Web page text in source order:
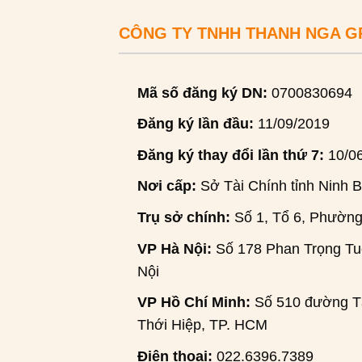
CÔNG TY TNHH THANH NGA
Mã số đăng ký DN: 0700830694
Đăng ký lần đầu: 11/09/2019
Đăng ký thay đổi lần thứ 7: 10/
Nơi cấp: Sở Tài Chính tỉnh Ninh
Trụ sở chính: Số 1, Tổ 6,
VP Hà Nội: Số 178 Phan Trọng
Nội
VP Hồ Chí Minh: Số 510 đường
Thới Hiệp, TP. HCM
Điện thoại: 022.6396.7389